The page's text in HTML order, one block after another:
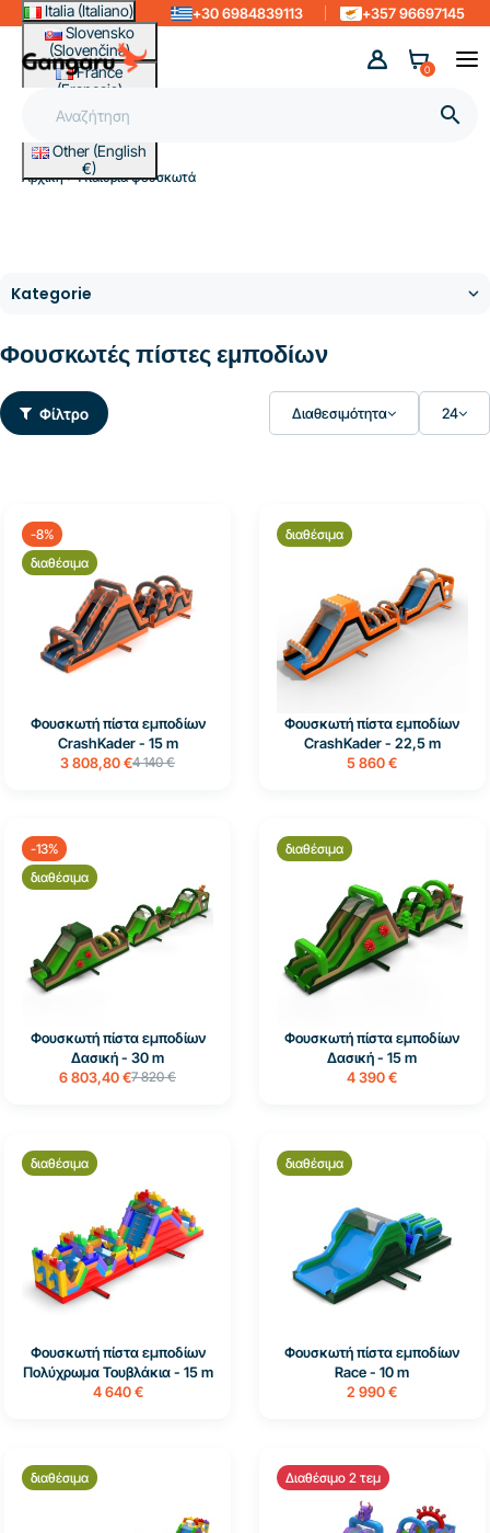
Italia (Italiano)
Slovensko
(Slovenčina)
France
(Français)
Magyarország
(Magyar)
Other (English
€)
+30 6984839113 +357 96697145

0
Αρχική Υπαίθρια φουσκωτά
Φουσκωτές πίστες εμποδίων
Φίλτρο Διαθεσιμότητα 24
-8%
διαθέσιμα
Φουσκωτή πίστα εμποδίων
CrashKader - 15 m
3 808,80 €4 140 €
διαθέσιμα
Φουσκωτή πίστα εμποδίων
CrashKader - 22,5 m
5 860 €
-13%
διαθέσιμα
Φουσκωτή πίστα εμποδίων
Δασική - 30 m
6 803,40 €7 820 €
διαθέσιμα
Φουσκωτή πίστα εμποδίων
Δασική - 15 m
4 390 €
διαθέσιμα
Φουσκωτή πίστα εμποδίων
Πολύχρωμα Τουβλάκια - 15 m
4 640 €
διαθέσιμα
Φουσκωτή πίστα εμποδίων
Race - 10 m
2 990 €
διαθέσιμα Διαθέσιμο 2 τεμ